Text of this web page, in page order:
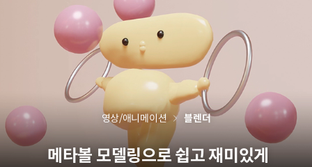
메타볼 모델링으로 쉽고 재미있게
영상/애니메이션 블렌더